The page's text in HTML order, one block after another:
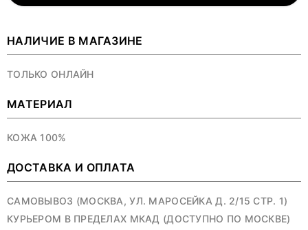
НАЛИЧИЕ В МАГАЗИНЕ
ТОЛЬКО ОНЛАЙН
МАТЕРИАЛ
КОЖА 100%
ДОСТАВКА И ОПЛАТА
САМОВЫВОЗ (МОСКВА, УЛ. МАРОСЕЙКА Д. 2/15 СТР. 1)
КУРЬЕРОМ В ПРЕДЕЛАХ МКАД (ДОСТУПНО ПО МОСКВЕ)